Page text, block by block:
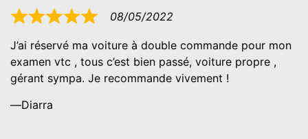
Noté
sur
5
08/05/2022
J’ai réservé ma voiture à double commande pour mon
examen vtc , tous c’est bien passé, voiture propre ,
gérant sympa. Je recommande vivement !
Diarra